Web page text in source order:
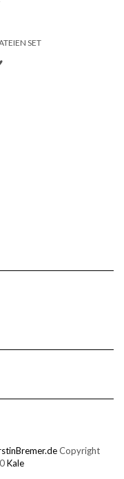
SET
Copyright
Kale